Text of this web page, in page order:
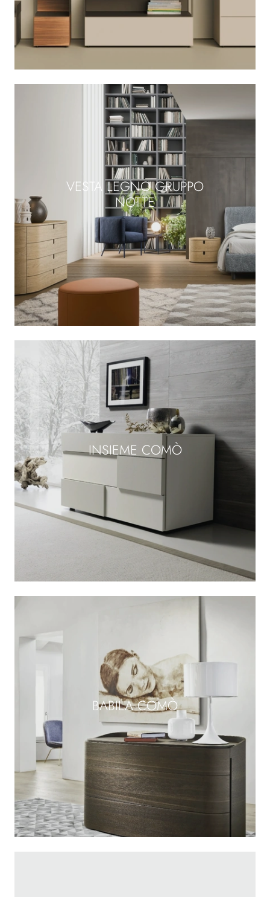
VESTA LEGNO GRUPPO
NOTTE
INSIEME COMÒ
BABILA COMÒ